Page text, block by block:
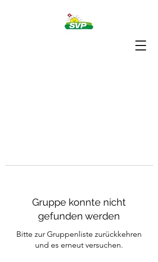
Gruppe konnte nicht
gefunden werden
Bitte zur Gruppenliste zurückkehren
und es erneut versuchen.